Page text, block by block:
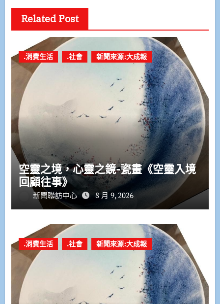
Related Post
.消費生活 .社會 新聞來源:大成報
空靈之境，心靈之鏡-瓷畫《空𩆜入境
回顧往事》
新聞聯訪中心 8 月 9, 2026
.消費生活 .社會 新聞來源:大成報